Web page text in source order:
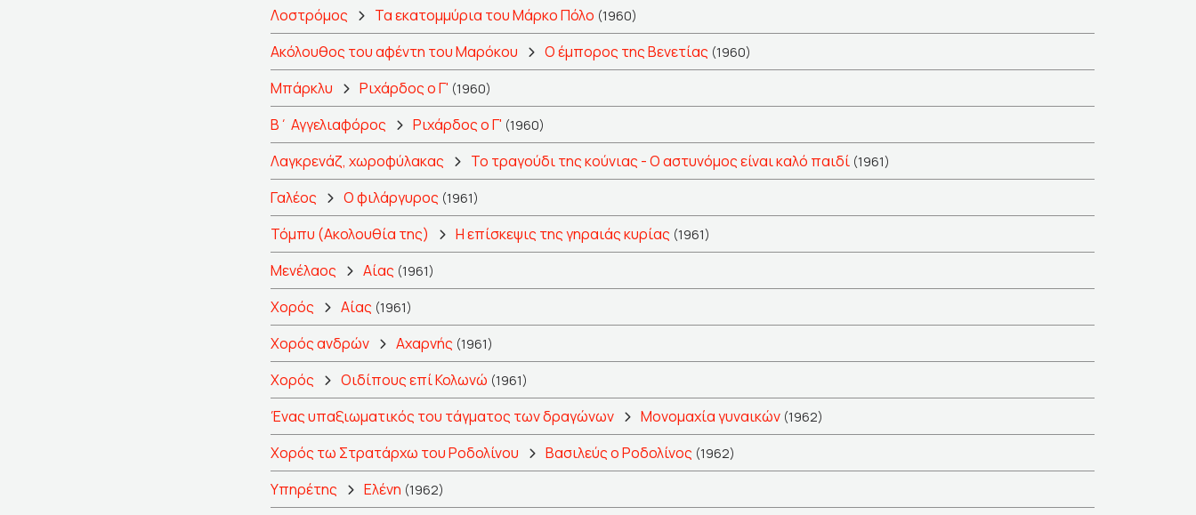
Λοστρόμος Τα εκατομμύρια του Μάρκο Πόλο (1960)
Ακόλουθος του αφέντη του Μαρόκου Ο έμπορος της Βενετίας (1960)
Μπάρκλυ Ριχάρδος ο Γ' (1960)
Β΄ Αγγελιαφόρος Ριχάρδος ο Γ' (1960)
Λαγκρενάζ, χωροφύλακας Το τραγούδι της κούνιας - Ο αστυνόμος είναι καλό παιδί (1961)
Γαλέος Ο φιλάργυρος (1961)
Τόμπυ (Ακολουθία της) Η επίσκεψις της γηραιάς κυρίας (1961)
Μενέλαος Αίας (1961)
Χορός Αίας (1961)
Χορός ανδρών Αχαρνής (1961)
Χορός Οιδίπους επί Κολωνώ (1961)
Ένας υπαξιωματικός του τάγματος των δραγώνων Μονομαχία γυναικών (1962)
Χορός τω Στρατάρχω του Ροδολίνου Βασιλεύς ο Ροδολίνος (1962)
Υπηρέτης Ελένη (1962)